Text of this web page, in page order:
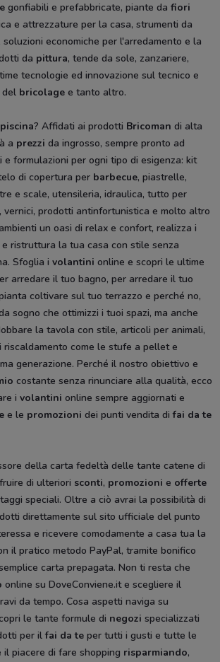
gonfiabili e prefabbricate, piante da fiori
e attrezzature per la casa, strumenti da
economiche per l'arredamento e la
da pittura, tende da sole, zanzariere,
tecnologie ed innovazione sul tecnico e
bricolage e tanto altro.
piscina? Affidati ai prodotti Bricoman di alta
a prezzi da ingrosso, sempre pronto ad
formulazioni per ogni tipo di esigenza: kit
di copertura per barbecue, piastrelle,
e scale, utensileria, idraulica, tutto per
vernici, prodotti antinfortunistica e molto altro
un oasi di relax e confort, realizza i
ristruttura la tua casa con stile senza
Sfoglia i volantini online e scopri le ultime
arredare il tuo bagno, per arredare il tuo
coltivare sul tuo terrazzo e perché no,
sogno che ottimizzi i tuoi spazi, ma anche
la tavola con stile, articoli per animali,
riscaldamento come le stufe a pellet e
generazione. Perché il nostro obiettivo e
costante senza rinunciare alla qualità, ecco
i volantini online sempre aggiornati e
e le promozioni dei punti vendita difai da te
della carta fedeltà delle tante catene di
di ulteriori sconti, promozioni e offerte
speciali. Oltre a ciò avrai la possibilità di
direttamente sul sito ufficiale del punto
e ricevere comodamente a casa tua la
il pratico metodo PayPal, tramite bonifico
carta prepagata. Non ti resta che
online su DoveConviene.it e scegliere il
da tempo. Cosa aspetti naviga su
le tante formule di negozi specializzati
per ilfai da te per tutti i gusti e tutte le
il piacere di fare shopping risparmiando,